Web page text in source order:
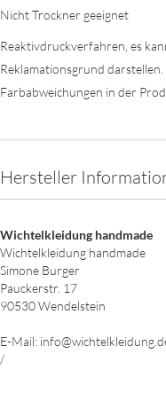
Nicht Trockner geeignet
Reaktivdruckverfahren, es
Reklamationsgrund darstellen.
Farbabweichungen in der
Hersteller
Wichtelkleidung handmade
Wichtelkleidung handmade
Simone Burger
Pauckerstr. 17
90530 Wendelstein
E-Mail:
/